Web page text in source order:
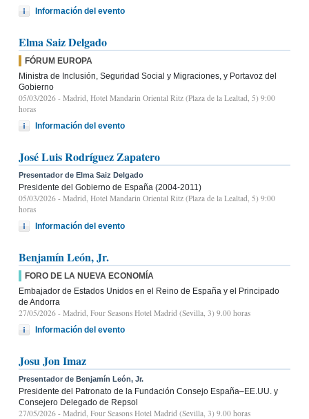
Información del evento
Elma Saiz Delgado
FÓRUM EUROPA
Ministra de Inclusión, Seguridad Social y Migraciones, y Portavoz del
Gobierno
05/03/2026 - Madrid, Hotel Mandarin Oriental Ritz (Plaza de la Lealtad, 5) 9:00
horas
Información del evento
José Luis Rodríguez Zapatero
Presentador de Elma Saiz Delgado
Presidente del Gobierno de España (2004-2011)
05/03/2026 - Madrid, Hotel Mandarin Oriental Ritz (Plaza de la Lealtad, 5) 9:00
horas
Información del evento
Benjamín León, Jr.
FORO DE LA NUEVA ECONOMÍA
Embajador de Estados Unidos en el Reino de España y el Principado
de Andorra
27/05/2026 - Madrid, Four Seasons Hotel Madrid (Sevilla, 3) 9.00 horas
Información del evento
Josu Jon Imaz
Presentador de Benjamín León, Jr.
Presidente del Patronato de la Fundación Consejo España–EE.UU. y
Consejero Delegado de Repsol
27/05/2026 - Madrid, Four Seasons Hotel Madrid (Sevilla, 3) 9.00 horas